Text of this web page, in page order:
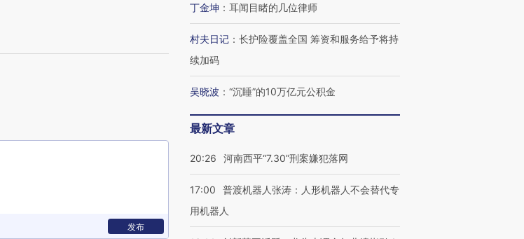
发布
丁金坤 ： 耳闻目睹的几位律师
村夫日记 ： 长护险覆盖全国 筹资和服务给予将持
续加码
吴晓波 ： “沉睡”的10万亿元公积金
最新文章
20:26 河南西平“7.30”刑案嫌犯落网
17:00
普渡机器人张涛：人形机器人不会替代专
用机器人